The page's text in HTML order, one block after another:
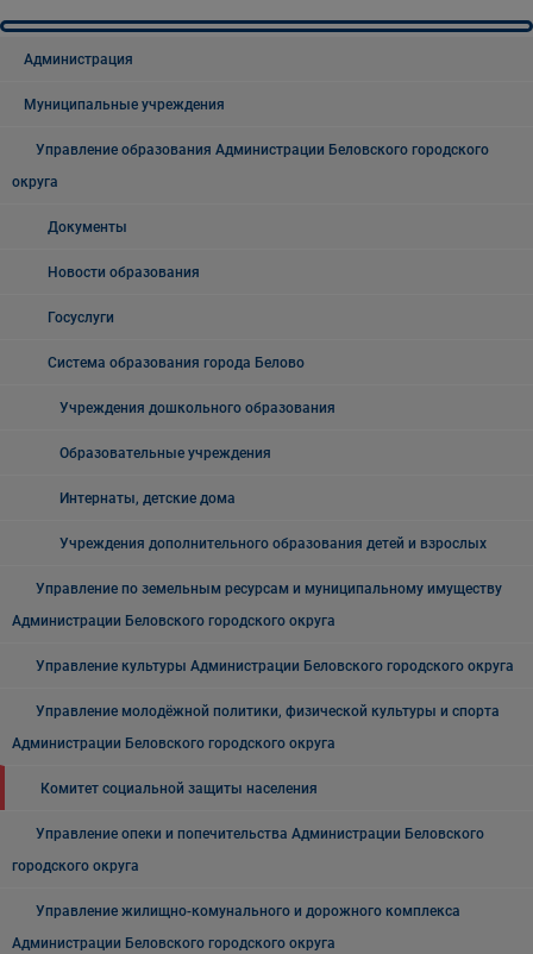
Администрация
Муниципальные учреждения
Управление образования Администрации Беловского городского
округа
Документы
Новости образования
Госуслуги
Система образования города Белово
Учреждения дошкольного образования
Образовательные учреждения
Интернаты, детские дома
Учреждения дополнительного образования детей и взрослых
Управление по земельным ресурсам и муниципальному имуществу
Администрации Беловского городского округа
Управление культуры Администрации Беловского городского округа
Управление молодёжной политики, физической культуры и спорта
Администрации Беловского городского округа
Комитет социальной защиты населения
Управление опеки и попечительства Администрации Беловского
городского округа
Управление жилищно-комунального и дорожного комплекса
Администрации Беловского городского округа